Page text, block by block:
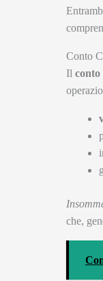
Conto
Il conto
che,